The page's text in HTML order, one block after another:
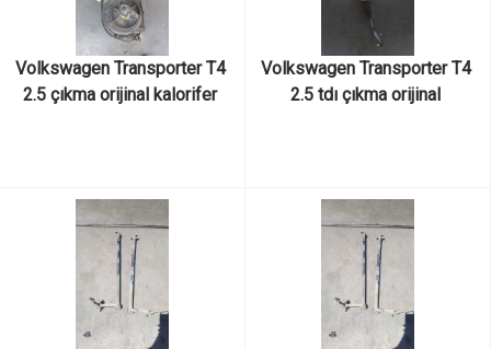
Volkswagen Transporter T4
2.5 çıkma orijinal kalorifer
Volkswagen Transporter T4
2.5 tdı çıkma orijinal